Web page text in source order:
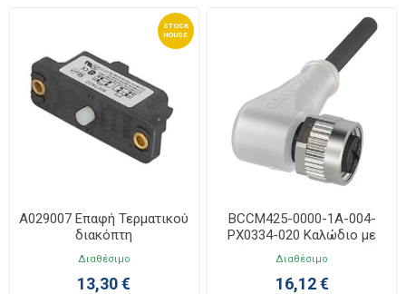
STOCK
HOUSE
A029007 Επαφή Τερματικού
διακόπτη
Διαθέσιμο
13,30 €
BCCM425-0000-1A-004-
PX0334-020 Καλώδιο με
Βύσμα M12/3P Γωνιακό
Θηλυκό 2m
Διαθέσιμο
16,12 €